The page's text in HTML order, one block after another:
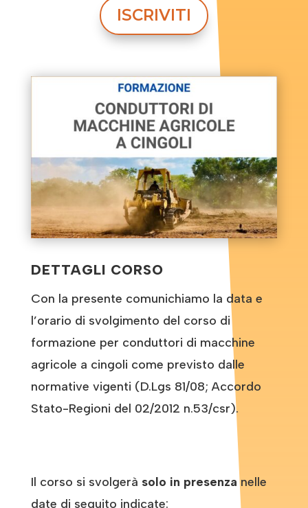
ISCRIVITI
DETTAGLI CORSO
Con la presente comunichiamo la data e
l’orario di svolgimento del corso di
formazione per conduttori di macchine
agricole a cingoli come previsto dalle
normative vigenti (D.Lgs 81/08; Accordo
Stato-Regioni del 02/2012 n.53/csr).
Il corso si svolgerà solo in presenzanelle
date di seguito indicate: